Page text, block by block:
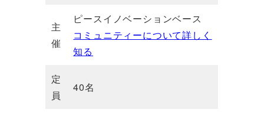
主
催
ピースイノベーションベース
コミュニティーについて詳しく
知る
定
員
40名